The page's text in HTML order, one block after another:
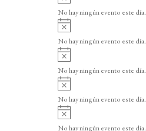
e
n
t
o
s
o
v
i
o
No hay ningún evento este día.
v
i
o
No hay ningún evento este día.
A
v
i
o
No hay ningún evento este día.
A
v
i
o
No hay ningún evento este día.
v
No hay ningún evento este día.